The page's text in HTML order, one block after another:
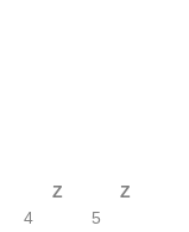
Z
Z
4
5